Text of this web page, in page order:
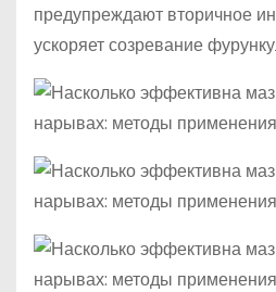
предупреждают вторичное
ускоряет созревание